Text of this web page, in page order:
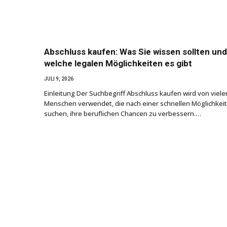
Abschluss kaufen: Was Sie wissen sollten und
welche legalen Möglichkeiten es gibt
JULI 9, 2026
Einleitung Der Suchbegriff Abschluss kaufen wird von
Menschen verwendet, die nach einer schnellen Möglichkeit
suchen, ihre beruflichen Chancen zu verbessern.…